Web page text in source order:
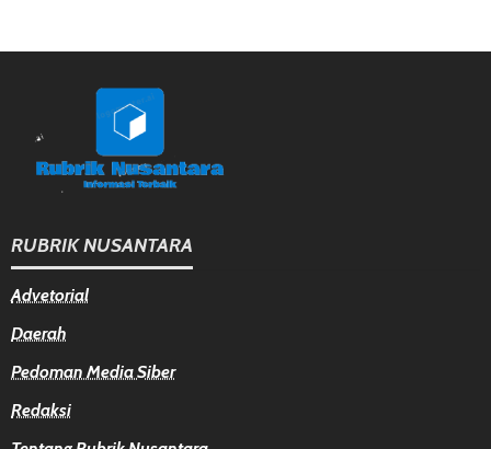
RUBRIK NUSANTARA
Advetorial
Daerah
Pedoman Media Siber
Redaksi